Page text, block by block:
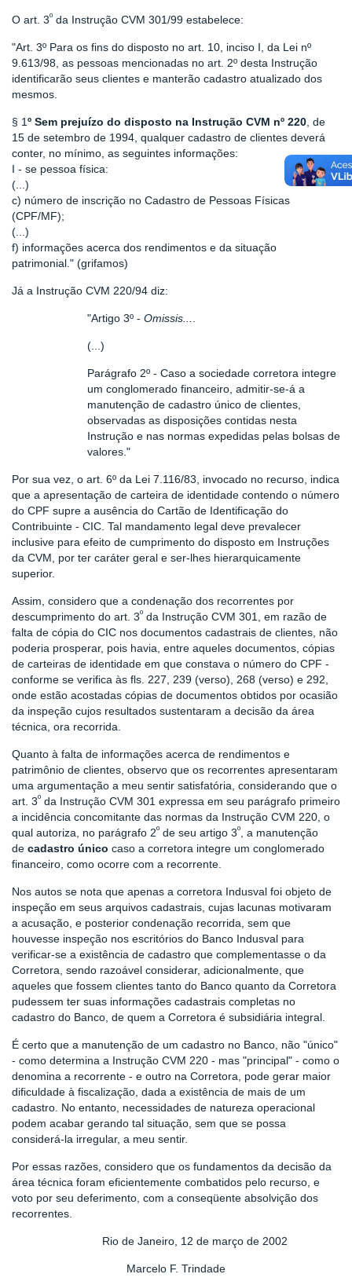
O art. 3º da Instrução CVM 301/99 estabelece:
"Art. 3º Para os fins do disposto no art. 10, inciso I, da Lei nº
9.613/98, as pessoas mencionadas no art. 2º desta Instrução
identificarão seus clientes e manterão cadastro atualizado dos
mesmos.
§ 1º Sem prejuízo do disposto na Instrução CVM nº 220 , de
15 de setembro de 1994, qualquer cadastro de clientes deverá
conter, no mínimo, as seguintes informações:
I - se pessoa física:
(...)
c) número de inscrição no Cadastro de Pessoas Físicas
(CPF/MF);
(...)
f) informações acerca dos rendimentos e da situação
patrimonial." (grifamos)
Já a Instrução CVM 220/94 diz:
"Artigo 3º - Omissis...
(...)
Parágrafo 2º - Caso a sociedade corretora integre
um conglomerado financeiro, admitir-se-á a
manutenção de cadastro único de clientes,
observadas as disposições contidas nesta
Instrução e nas normas expedidas pelas bolsas de
valores."
Por sua vez, o art. 6º da Lei 7.116/83, invocado no recurso, indica
que a apresentação de carteira de identidade contendo o número
do CPF supre a ausência do Cartão de Identificação do
Contribuinte - CIC. Tal mandamento legal deve prevalecer
inclusive para efeito de cumprimento do disposto em Instruções
da CVM, por ter caráter geral e ser-lhes hierarquicamente
superior.
Assim, considero que a condenação dos recorrentes por
descumprimento do art. 3º da Instrução CVM 301, em razão de
falta de cópia do CIC nos documentos cadastrais de clientes, não
poderia prosperar, pois havia, entre aqueles documentos, cópias
de carteiras de identidade em que constava o número do CPF -
conforme se verifica às fls. 227, 239 (verso), 268 (verso) e 292,
onde estão acostadas cópias de documentos obtidos por ocasião
da inspeção cujos resultados sustentaram a decisão da área
técnica, ora recorrida.
Quanto à falta de informações acerca de rendimentos e
patrimônio de clientes, observo que os recorrentes apresentaram
uma argumentação a meu sentir satisfatória, considerando que o
art. 3º da Instrução CVM 301 expressa em seu parágrafo primeiro
a incidência concomitante das normas da Instrução CVM 220, o
qual autoriza, no parágrafo 2º de seu artigo 3º
, a manutenção
de cadastro único caso a corretora integre um conglomerado
financeiro, como ocorre com a recorrente.
Nos autos se nota que apenas a corretora Indusval foi objeto de
inspeção em seus arquivos cadastrais, cujas lacunas motivaram
a acusação, e posterior condenação recorrida, sem que
houvesse inspeção nos escritórios do Banco Indusval para
verificar-se a existência de cadastro que complementasse o da
Corretora, sendo razoável considerar, adicionalmente, que
aqueles que fossem clientes tanto do Banco quanto da Corretora
pudessem ter suas informações cadastrais completas no
cadastro do Banco, de quem a Corretora é subsidiária integral.
É certo que a manutenção de um cadastro no Banco, não "único"
- como determina a Instrução CVM 220 - mas "principal" - como o
denomina a recorrente - e outro na Corretora, pode gerar maior
dificuldade à fiscalização, dada a existência de mais de um
cadastro. No entanto, necessidades de natureza operacional
podem acabar gerando tal situação, sem que se possa
considerá-la irregular, a meu sentir.
Por essas razões, considero que os fundamentos da decisão da
área técnica foram eficientemente combatidos pelo recurso, e
voto por seu deferimento, com a conseqüente absolvição dos
recorrentes.
Rio de Janeiro, 12 de março de 2002
Marcelo F. Trindade